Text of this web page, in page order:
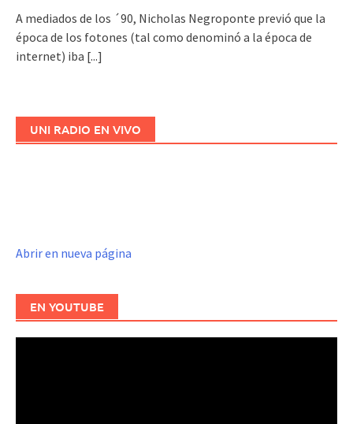
A mediados de los ´90, Nicholas Negroponte previó que la
época de los fotones (tal como denominó a la época de
internet) iba [...]
UNI RADIO EN VIVO
Abrir en nueva página
EN YOUTUBE